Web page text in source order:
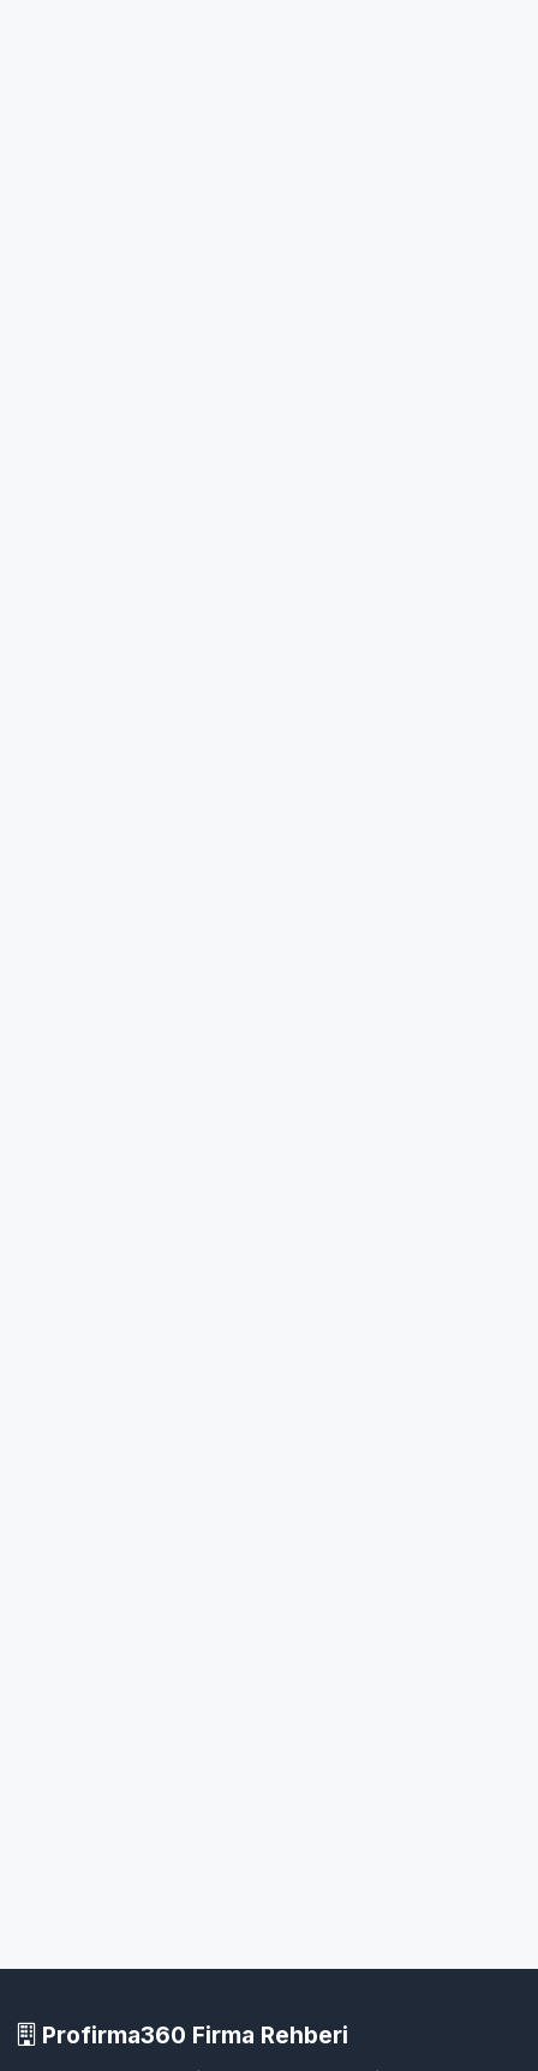
Profirma360 Firma Rehberi